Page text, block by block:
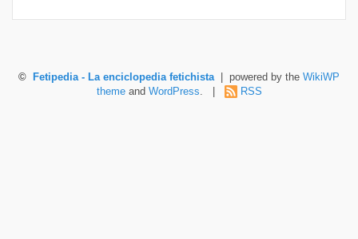
© Fetipedia - La enciclopedia fetichista| powered by the WikiWP
themeand WordPress. | RSS